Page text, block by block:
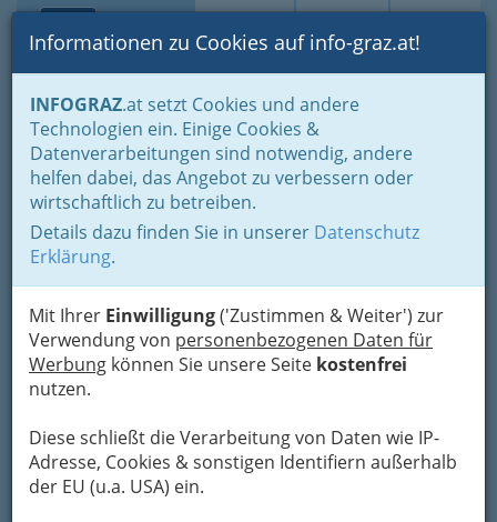
Suche Login Toggle
Informationen zu Cookies auf info-graz.at!
INFOGRAZ.at setzt Cookies und andere
Technologien ein. Einige Cookies &
Datenverarbeitungen sind notwendig, andere
helfen dabei, das Angebot zu verbessern oder
wirtschaftlich zu betreiben.
Details dazu finden Sie in unserer Datenschutz
Erklärung.
Mit Ihrer Einwilligung('Zustimmen & Weiter') zur
Verwendung von personenbezogenen Daten für
Werbung können Sie unsere Seite kostenfrei
nutzen.
Diese schließt die Verarbeitung von Daten wie IP-
Adresse, Cookies & sonstigen Identifiern außerhalb
der EU (u.a. USA) ein.
Home Branchen
Einkaufen & Schenken - der Handel
Der Handel nach WKO-Gliederung
Landesgremium des Fahrzeughandels
Einzelhandel mit KFZ-Bestandteilen, KFZ-Zubehör und
Serviceeinrichtungen
Kfz Meisterbetrieb Kalcher
GmbH
Petersgasse 44, 8010 Graz
+43 316 823 262
+43 316 823 262
+43 664 300 90 77
Karte